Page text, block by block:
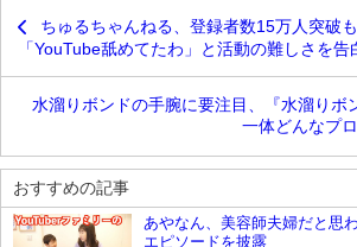
ちゅるちゃんねる、登録者数15万人突破
「YouTube舐めてたわ」と活動の難しさを告
水溜りボンドの手腕に要注目、『水溜りボ
一体どんなプ
おすすめの記事
あやなん、美容師夫婦だと思
エピソードを披露